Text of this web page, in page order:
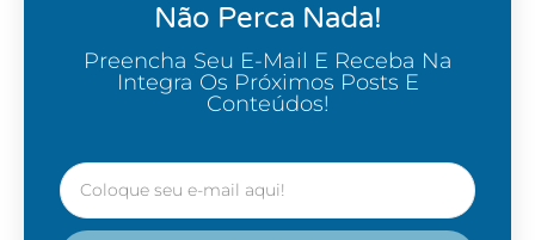
Não Perca Nada!
Preencha Seu E-Mail E Receba Na
Integra Os Próximos Posts E
Conteúdos!